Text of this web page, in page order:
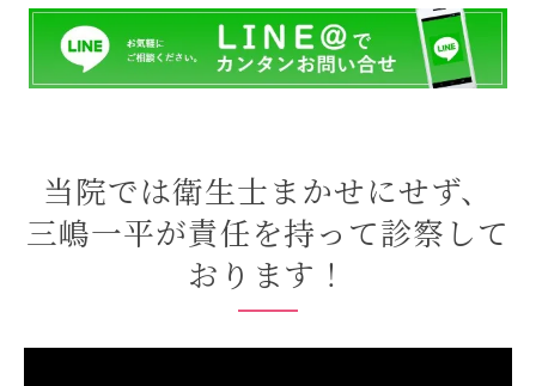
当院では衛生士まかせにせず、
三嶋一平が責任を持って診察して
おります！